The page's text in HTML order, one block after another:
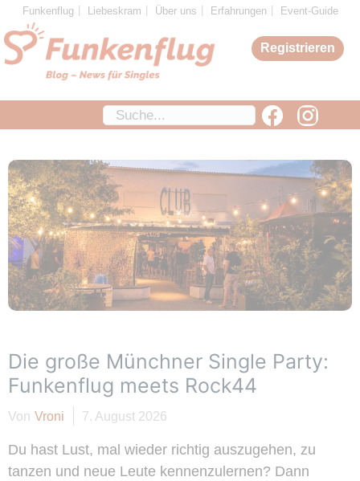
Zum
Inhalt
springen
Funkenflug Liebeskram Über uns Erfahrungen Event-Guide
Registrieren
Suchen
Die große Münchner Single Party:
Funkenflug meets Rock44
Von Vroni 7. August 2026
Du hast Lust, mal wieder richtig auszugehen, zu
tanzen und neue Leute kennenzulernen? Dann